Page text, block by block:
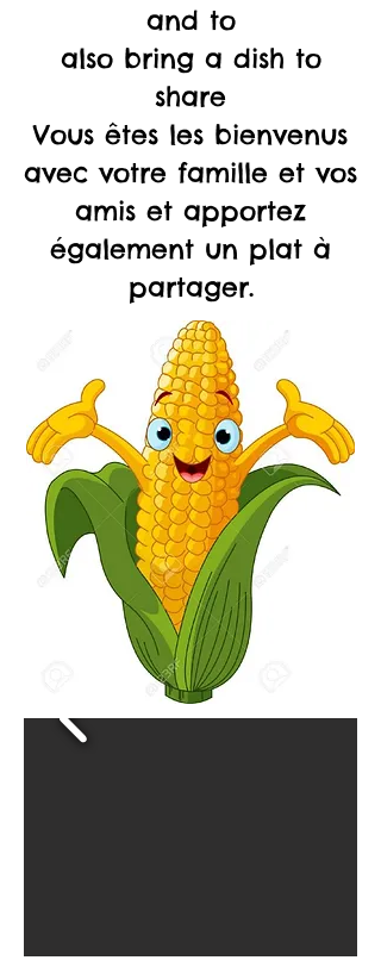
and to
also bring a dish to
share
Vous êtes les bienvenus
avec votre famille et vos
amis et apportez
également un plat à
partager.